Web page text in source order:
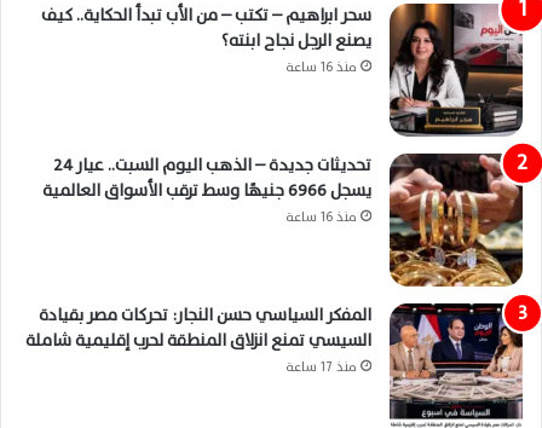
سحر ابراهيم – تكتب – من الأب تبدأ الحكاية.. كيف
يصنع الرجل نجاح ابنته؟
منذ 16 ساعة
تحديثات جديدة – الذهب اليوم السبت.. عيار 24
يسجل 6966 جنيهًا وسط ترقب الأسواق العالمية
منذ 16 ساعة
المفكر السياسي حسن النجار: تحركات مصر بقيادة
السيسي تمنع انزلاق المنطقة لحرب إقليمية شاملة
منذ 17 ساعة